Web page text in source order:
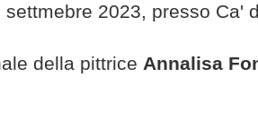
2023, presso Ca'
della pittrice Annalisa